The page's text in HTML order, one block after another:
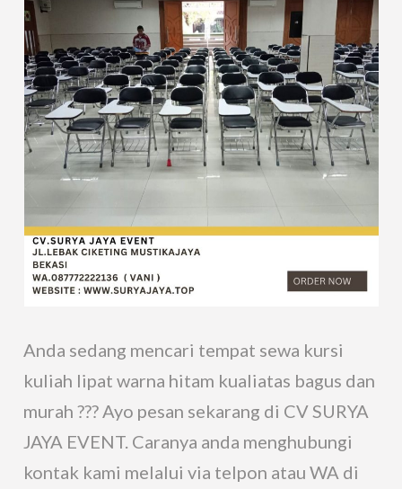
Anda sedang mencari tempat sewa kursi
kuliah lipat warna hitam kualiatas bagus dan
murah ??? Ayo pesan sekarang di CV SURYA
JAYA EVENT. Caranya anda menghubungi
kontak kami melalui via telpon atau WA di